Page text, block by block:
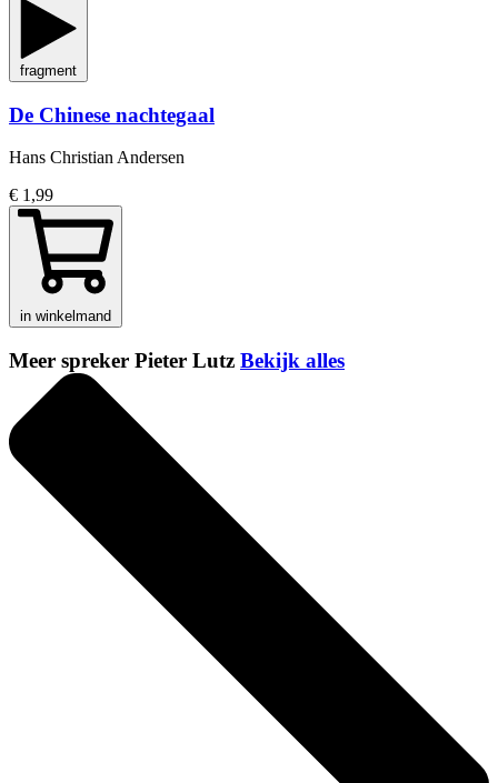
fragment
De Chinese nachtegaal
Hans Christian Andersen
€ 1,99
in winkelmand
Meer spreker Pieter Lutz Bekijk alles